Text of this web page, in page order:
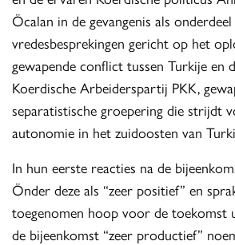
Öcalan in de gevangenis als onderdeel
vredesbesprekingen gericht op het
gewapende conflict tussen Turkije en
Koerdische Arbeiderspartij PKK,
separatistische groepering die strijdt
autonomie in het zuidoosten van
In hun eerste reacties na de
Önder deze als “zeer positief” en
toegenomen hoop voor de toekomst
de bijeenkomst “zeer productief”